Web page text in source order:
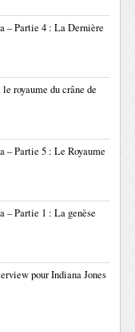
– Partie 4 : La Dernière
royaume du crâne de
– Partie 5 : Le Royaume
– Partie 1 : La genèse
pour Indiana Jones